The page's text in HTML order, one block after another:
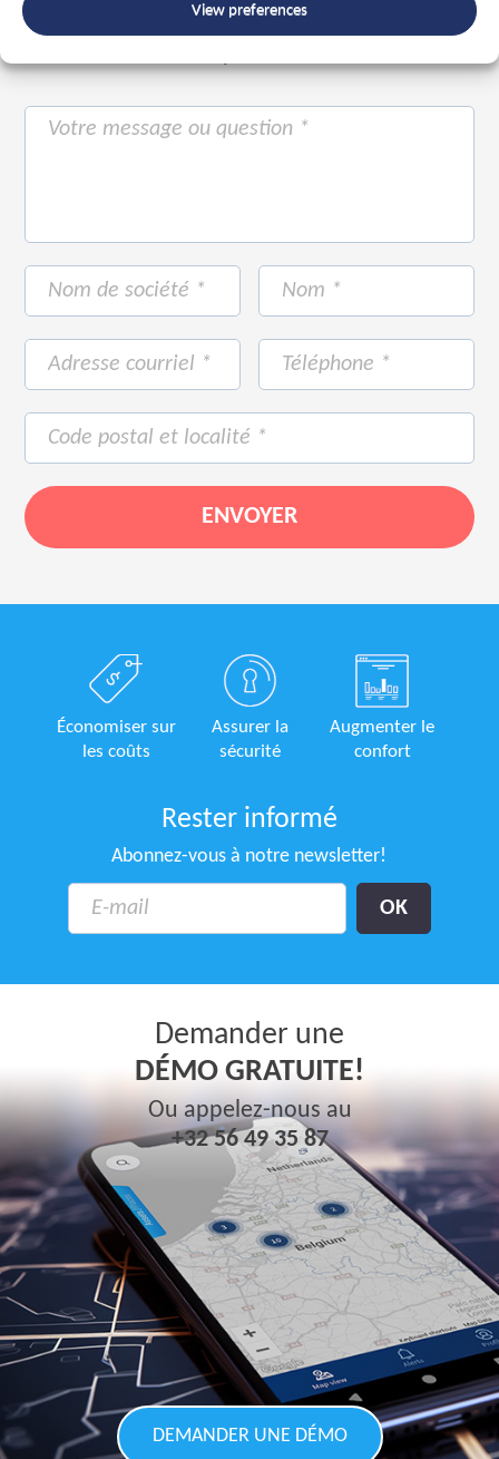
View preferences
sommes prêts à vous aider avec plus de 20 ans
Économiser sur
les coûts
Assurer la
sécurité
Augmenter le
confort
Rester informé
Abonnez-vous à notre newsletter!
Demander une
DÉMO GRATUITE!
Ou appelez-nous au
+32 56 49 35 87
DEMANDER UNE DÉMO